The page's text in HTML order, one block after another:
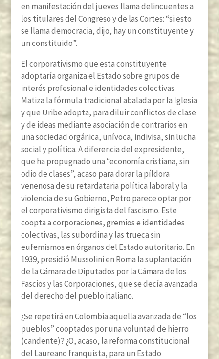
en manifestación del jueves llama delincuentes a
los titulares del Congreso y de las Cortes: “si esto
se llama democracia, dijo, hay un constituyente y
un constituido”.
El corporativismo que esta constituyente
adoptaría organiza el Estado sobre grupos de
interés profesional e identidades colectivas.
Matiza la fórmula tradicional abalada por la Iglesia
y que Uribe adopta, para diluir conflictos de clase
y de ideas mediante asociación de contrarios en
una sociedad orgánica, unívoca, indivisa, sin lucha
social y política. A diferencia del expresidente,
que ha propugnado una “economía cristiana, sin
odio de clases”, acaso para dorar la píldora
venenosa de su retardataria política laboral y la
violencia de su Gobierno, Petro parece optar por
el corporativismo dirigista del fascismo. Este
coopta a corporaciones, gremios e identidades
colectivas, las subordina y las trueca sin
eufemismos en órganos del Estado autoritario. En
1939, presidió Mussolini en Roma la suplantación
de la Cámara de Diputados por la Cámara de los
Fascios y las Corporaciones, que se decía avanzada
del derecho del pueblo italiano.
¿Se repetirá en Colombia aquella avanzada de “los
pueblos” cooptados por una voluntad de hierro
(candente)? ¿O, acaso, la reforma constitucional
del Laureano franquista, para un Estado